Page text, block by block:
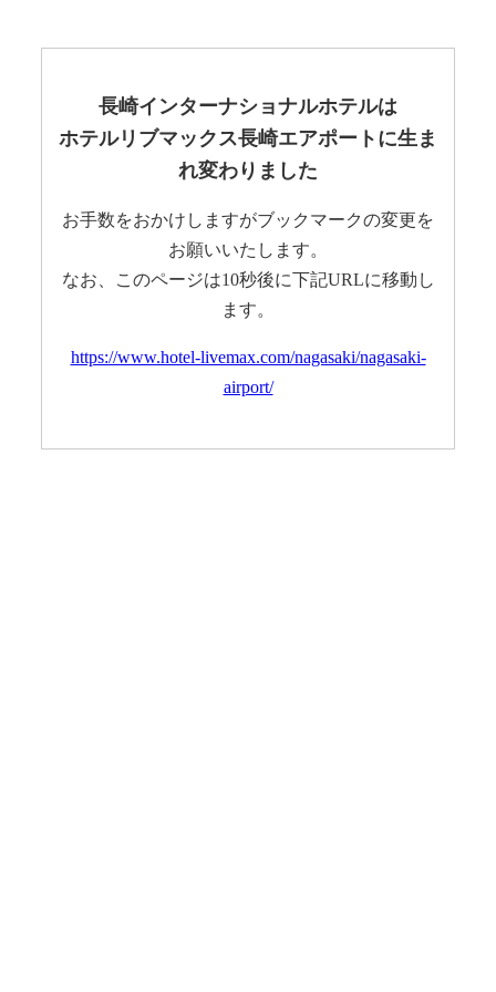
長崎インターナショナルホテルは
ホテルリブマックス長崎エアポートに生ま
れ変わりました
お手数をおかけしますがブックマークの変更を
お願いいたします。
なお、このページは10秒後に下記URLに移動し
ます。
https://www.hotel-livemax.com/nagasaki/nagasaki-
airport/